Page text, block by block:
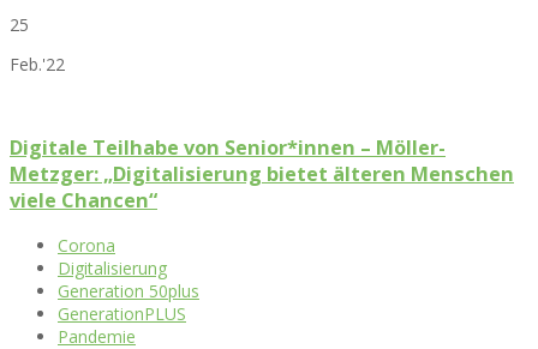
25
Feb.'22
Digitale Teilhabe von Senior*innen – Möller-
Metzger: „Digitalisierung bietet älteren Menschen
viele Chancen“
Corona
Digitalisierung
Generation 50plus
GenerationPLUS
Pandemie